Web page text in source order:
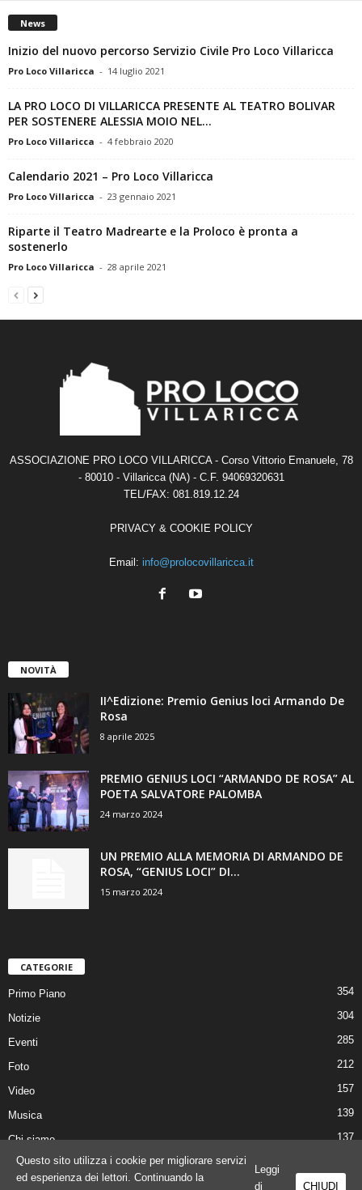
News
Inizio del nuovo percorso Servizio Civile Pro Loco Villaricca
Pro Loco Villaricca - 14 luglio 2021
LA PRO LOCO DI VILLARICCA PRESENTE AL TEATRO BOLIVAR
PER SOSTENERE ALESSIA MOIO NEL...
Pro Loco Villaricca - 4 febbraio 2020
Calendario 2021 – Pro Loco Villaricca
Pro Loco Villaricca - 23 gennaio 2021
Riparte il Teatro Madrearte e la Proloco è pronta a
sostenerlo
Pro Loco Villaricca - 28 aprile 2021
ASSOCIAZIONE PRO LOCO VILLARICCA - Corso Vittorio Emanuele, 78
- 80010 - Villaricca (NA) - C.F. 94069320631
TEL/FAX: 081.819.12.24
PRIVACY & COOKIE POLICY
Email: info@prolocovillaricca.it
NOVITÀ
II^Edizione: Premio Genius loci Armando De
Rosa
8 aprile 2025
PREMIO GENIUS LOCI “ARMANDO DE ROSA” AL
POETA SALVATORE PALOMBA
24 marzo 2024
UN PREMIO ALLA MEMORIA DI ARMANDO DE
ROSA, “GENIUS LOCI” DI...
15 marzo 2024
CATEGORIE
Primo Piano 354
Notizie 304
Eventi 285
Foto 212
Video 157
Musica 139
Chi siamo
137
Questo sito utilizza i cookie per migliorare servizi
ed esperienza dei lettori. Continuando la
Leggi
di
CHIUDI